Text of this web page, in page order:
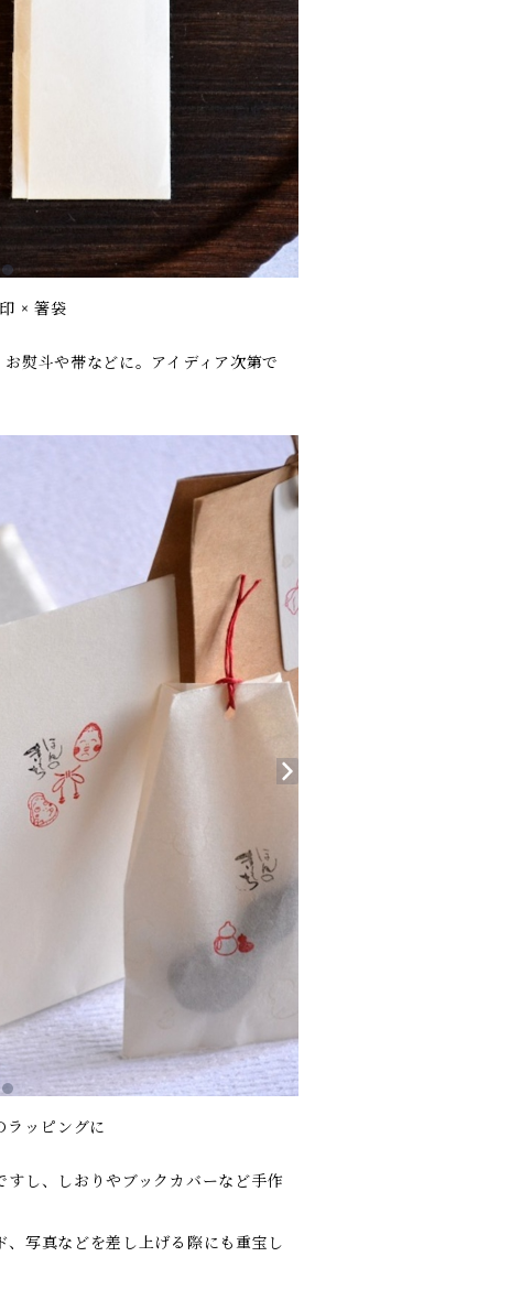
× 箸袋
熨斗や帯などに。アイディア次第で
ラッピングに
し、しおりやブックカバーなど手作
写真などを差し上げる際にも重宝し